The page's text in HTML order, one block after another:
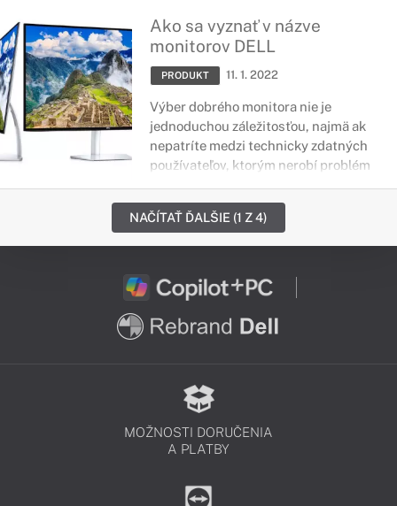
takže vaše online meetingy budú
odteraz vyzerať oveľa
profesionálnejšie.
Ako sa vyznať v názve
monitorov DELL
PRODUKT 11. 1. 2022
Výber dobrého monitora nie je
jednoduchou záležitosťou, najmä ak
nepatríte medzi technicky zdatných
používateľov, ktorým nerobí problém
samotných názvoch zariadení.
Výrobca monitorov Dell teraz
prichádza s jednotným označením
výstižné a jednoduché vysvetlenie.
NAČÍTAŤ ĎALŠIE (1 Z 4)
MOŽNOSTI DORUČENIA
A PLATBY